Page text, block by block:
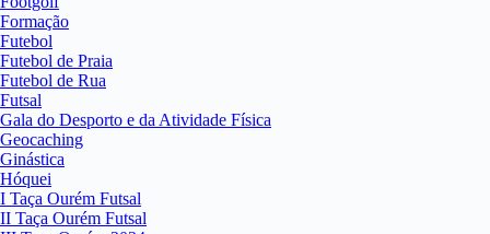
Formação
Futebol
Futebol de Praia
Futebol de Rua
Futsal
Gala do Desporto e da Atividade Física
Geocaching
Ginástica
Hóquei
I Taça Ourém Futsal
II Taça Ourém Futsal